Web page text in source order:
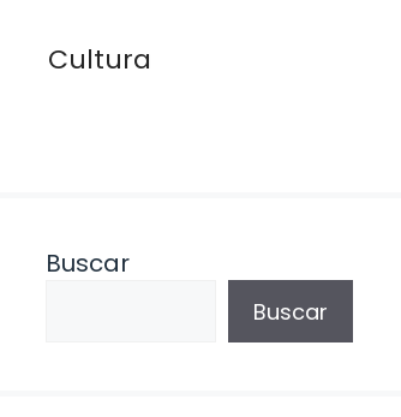
Cultura
Buscar
Buscar